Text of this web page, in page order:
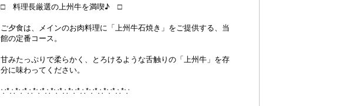
□ 料理長厳選の上州牛を満喫♪ □
ご夕食は、メインのお肉料理に「上州牛石焼き」をご提供する、当
館の定番コース。
甘みたっぷりで柔らかく、とろけるような舌触りの「上州牛」を存
分に味わってください。
∵*∴*∵*∴*∵*∴*∵*∴*∵*∴*∵*∴*∵*∴*∵